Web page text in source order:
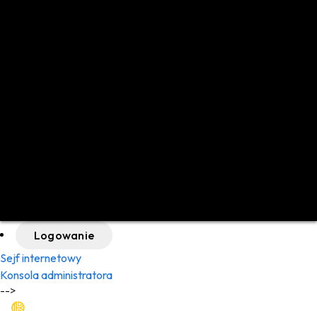
Logowanie
Sejf internetowy
Konsola administratora
-->